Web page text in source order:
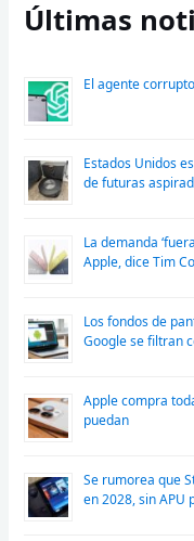
Últimas
El agente
Estados Unidos
de futuras
La demanda
Apple, dice Tim
Los fondos de
Google se filtran
Apple compra
puedan
Se rumorea que
en 2028, sin APU